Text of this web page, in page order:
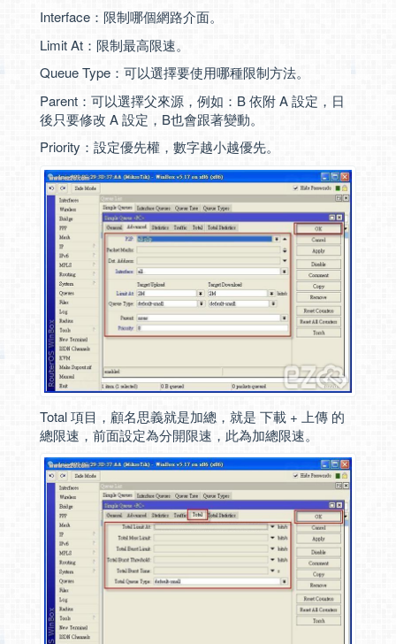
Interface：限制哪個網路介面。
Limit At：限制最高限速。
Queue Type：可以選擇要使用哪種限制方法。
Parent：可以選擇父來源，例如：B 依附 A 設定，日
後只要修改 A 設定，B也會跟著變動。
Priority：設定優先權，數字越小越優先。
Total 項目，顧名思義就是加總，就是 下載 + 上傳 的
總限速，前面設定為分開限速，此為加總限速。